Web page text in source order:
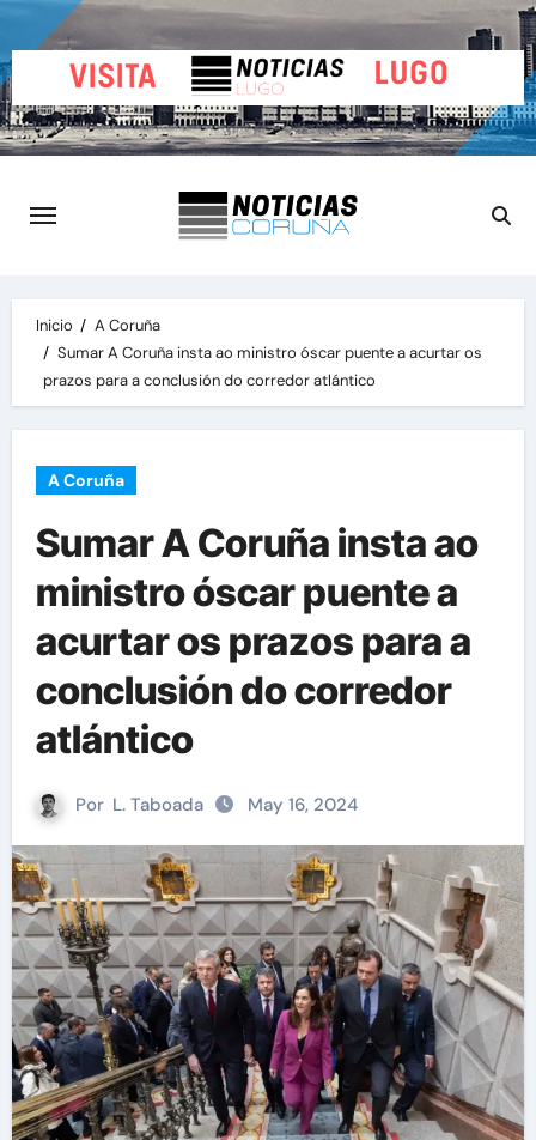
al
contenido
Inicio
A Coruña
Sumar A Coruña insta ao ministro óscar puente a acurtar os
prazos para a conclusión do corredor atlántico
A Coruña
Sumar A Coruña insta ao
ministro óscar puente a
acurtar os prazos para a
conclusión do corredor
atlántico
Por L. Taboada May 16, 2024